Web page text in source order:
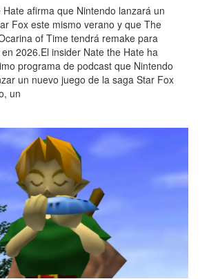
afirma que Nintendo lanzará un
Fox este mismo verano y que The
of Time tendrá remake para
2026.El insider Nate the Hate ha
programa de podcast que Nintendo
un nuevo juego de la saga Star Fox
un